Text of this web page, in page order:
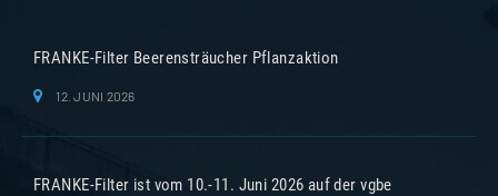
FRANKE-Filter Beerensträucher Pflanzaktion
12. JUNI 2026
FRANKE-Filter ist vom 10.-11. Juni 2026 auf der vgbe